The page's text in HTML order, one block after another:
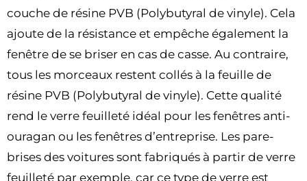
couche de résine PVB (Polybutyral de vinyle). Cela
ajoute de la résistance et empêche également la
fenêtre de se briser en cas de casse. Au contraire,
tous les morceaux restent collés à la feuille de
résine PVB (Polybutyral de vinyle). Cette qualité
rend le verre feuilleté idéal pour les fenêtres anti-
ouragan ou les fenêtres d’entreprise. Les pare-
brises des voitures sont fabriqués à partir de verre
feuilleté par exemple, car ce type de verre est